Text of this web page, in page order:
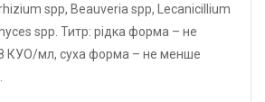
spp, Beauveria spp, Lecanicillium
spp. Титр: рідка форма – не
КУО/мл, суха форма – не менше